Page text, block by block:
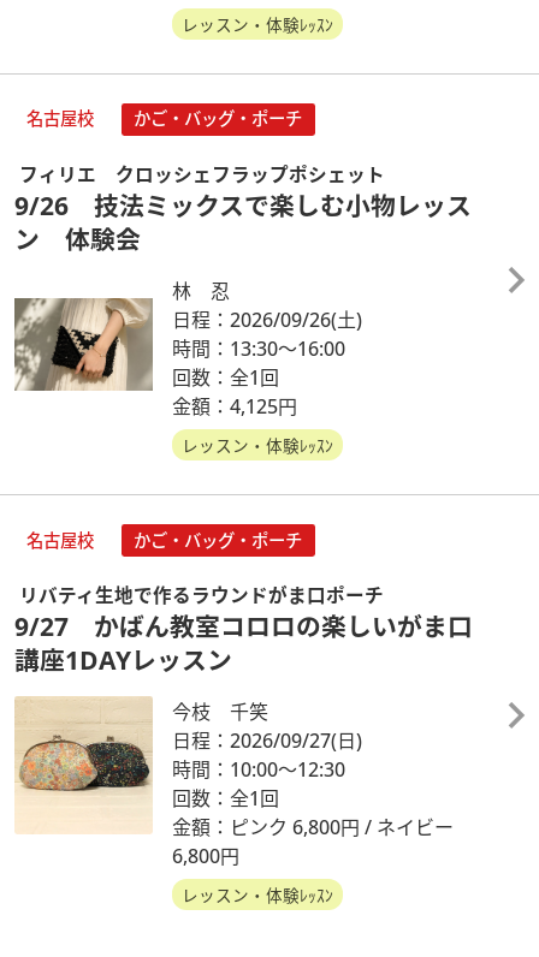
レッスン・体験ﾚｯｽﾝ
名古屋校 かご・バッグ・ポーチ
フィリエ クロッシェフラップポシェット
9/26 技法ミックスで楽しむ小物レッス
ン 体験会
林 忍
日程：2026/09/26(土)
時間：13:30～16:00
回数：全1回
金額：4,125円
レッスン・体験ﾚｯｽﾝ
名古屋校 かご・バッグ・ポーチ
リバティ生地で作るラウンドがま口ポーチ
9/27 かばん教室コロロの楽しいがま口
講座1DAYレッスン
今枝 千笑
日程：2026/09/27(日)
時間：10:00～12:30
回数：全1回
金額：ピンク 6,800円 / ネイビー
6,800円
レッスン・体験ﾚｯｽﾝ